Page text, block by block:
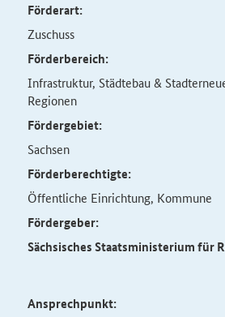
Förderart:
Zuschuss
Förderbereich:
Infrastruktur, Städtebau &
Regionen
Fördergebiet:
Sachsen
Förderberechtigte:
Öffentliche Einrichtung, Kommune
Fördergeber:
Sächsisches Staatsministerium für
Ansprechpunkt: